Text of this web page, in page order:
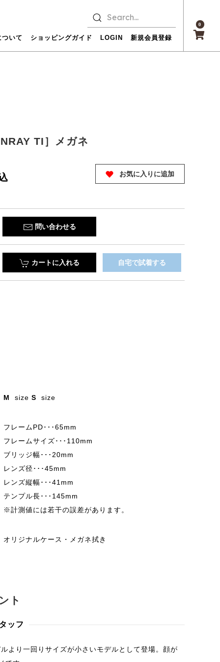
いて ショッピングガイド LOGIN 新規会員登録
0
TI］メガネ
お気に入りに追加
問い合わせる
カートに入れる 自宅で試着する
M size S size
フレームPD･･･65mm
フレームサイズ･･･110mm
ブリッジ幅･･･20mm
レンズ径･･･45mm
レンズ縦幅･･･41mm
テンプル長･･･145mm
※計測値には若干の誤差があります。
オリジナルケース・メガネ拭き
ト
ッフ
より一回りサイズが小さいモデルとして登場。顔が